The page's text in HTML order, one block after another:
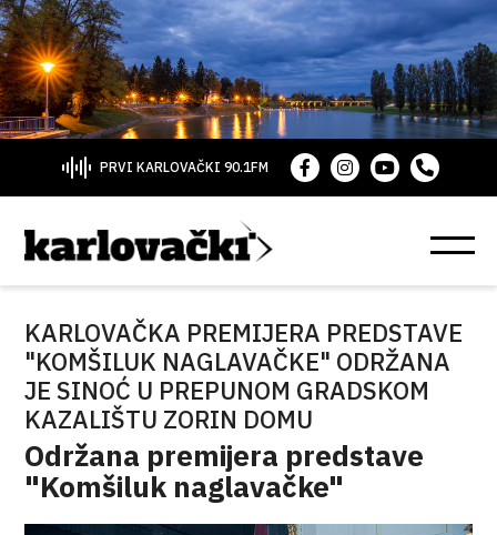
PRVI KARLOVAČKI 90.1FM
KARLOVAČKA PREMIJERA PREDSTAVE
"KOMŠILUK NAGLAVAČKE" ODRŽANA
JE SINOĆ U PREPUNOM GRADSKOM
KAZALIŠTU ZORIN DOMU
Održana premijera predstave
"Komšiluk naglavačke"